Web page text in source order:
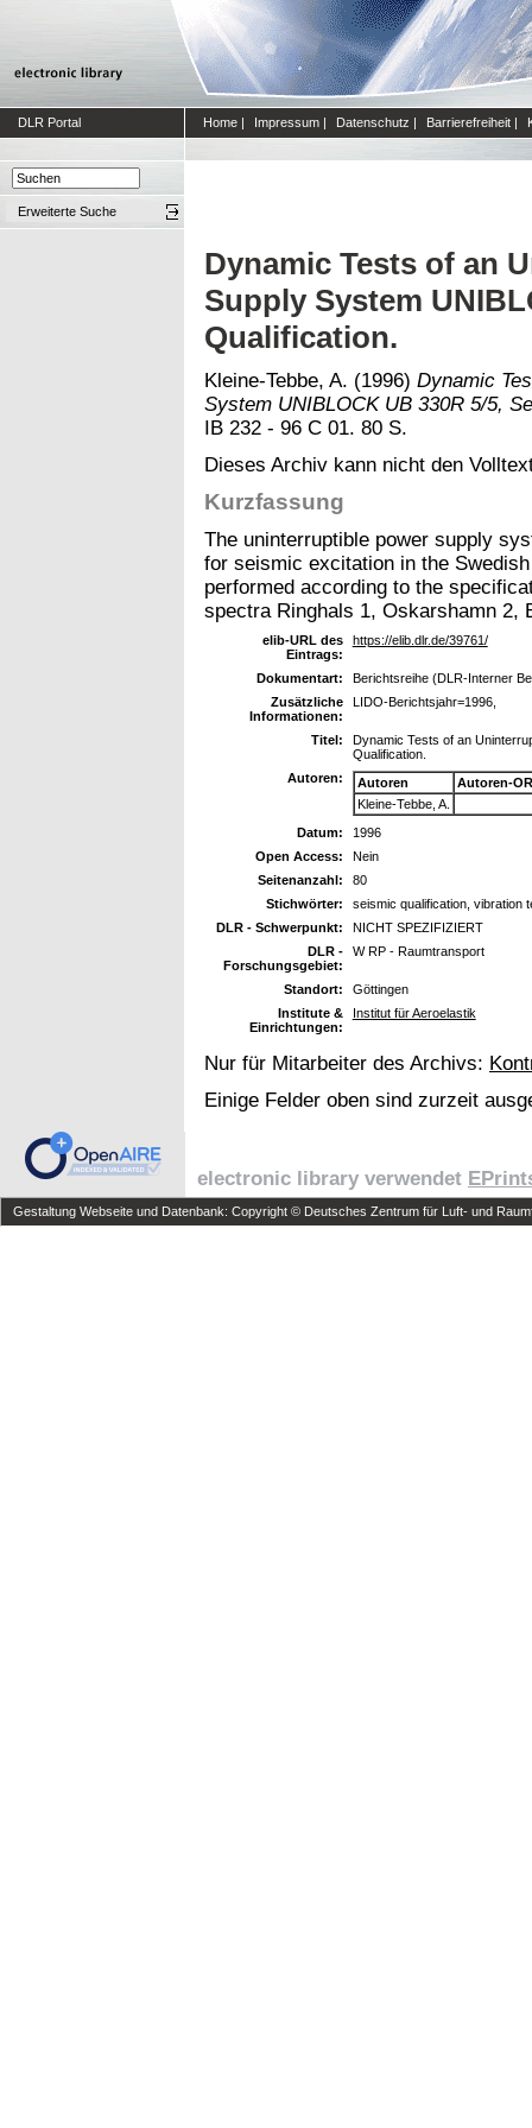
DLR Portal Home | Impressum | Datenschutz | Barrierefreiheit |
Erweiterte Suche
Dynamic Tests of an
Supply System
Qualification.
Kleine-Tebbe, A. (1996) Dynamic
System UNIBLOCK UB 330R 5/5,
IB 232 - 96 C 01. 80 S.
Dieses Archiv kann nicht den
Kurzfassung
The uninterruptible power supply
for seismic excitation in the
performed according to the
spectra Ringhals 1, Oskarshamn 2,
elib-URL des
Eintrags:
https://elib.dlr.de/39761/
Dokumentart:
Berichtsreihe (DLR-Interner
Zusätzliche
Informationen:
LIDO-Berichtsjahr=1996,
Titel:
Dynamic Tests of an
Qualification.
Autoren:
Autoren
Autoren-
Kleine-Tebbe, A.
Datum:
1996
Open Access:
Nein
Seitenanzahl:
80
Stichwörter:
seismic qualification, vibration
DLR - Schwerpunkt:
NICHT SPEZIFIZIERT
DLR -
Forschungsgebiet:
W RP - Raumtransport
Standort:
Göttingen
Institute &
Einrichtungen:
Institut für Aeroelastik
Nur für Mitarbeiter des Archivs:
Einige Felder oben sind zurzeit
electronic library verwendet
Gestaltung Webseite und Datenbank: Copyright © Deutsches Zentrum für Luft- und